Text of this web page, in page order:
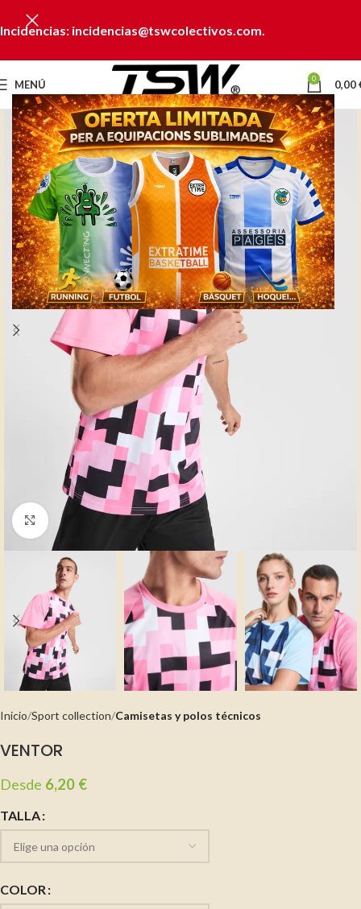
Incidencias: incidencias@tswcolectivos.com.
MENÚ 0 0,00
Clic para ampliar
Inicio Sport collection Camisetas y polos técnicos
VENTOR
Desde 6,20 €
TALLA
COLOR